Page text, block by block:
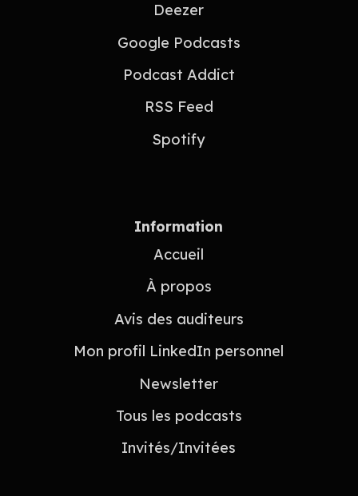
Deezer
Google Podcasts
Podcast Addict
RSS Feed
Spotify
Information
Accueil
À propos
Avis des auditeurs
Mon profil LinkedIn personnel
Newsletter
Tous les podcasts
Invités/Invitées